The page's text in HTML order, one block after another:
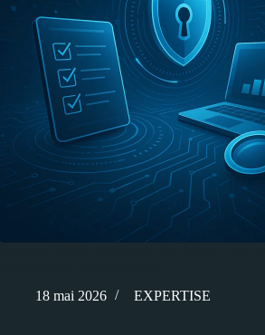
18 mai 2026
EXPERTISE